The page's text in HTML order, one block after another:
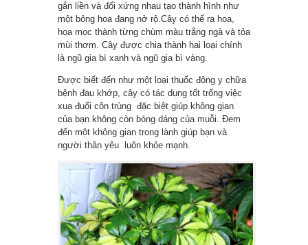
gắn liền và đối xứng nhau tạo thành hình như
một bông hoa đang nở rộ.Cây có thể ra hoa,
hoa mọc thành từng chùm màu trắng ngà và tỏa
mùi thơm. Cây được chia thành hai loại chính
là ngũ gia bì xanh và ngũ gia bì vàng.
Được biết đến như một loại thuốc đông y chữa
bệnh đau khớp, cây có tác dụng tốt trống việc
xua đuổi côn trùng đặc biệt giúp không gian
của bạn không còn bóng dáng của muỗi. Đem
đến một không gian trong lành giúp bạn và
người thân yêu luôn khỏe mạnh.